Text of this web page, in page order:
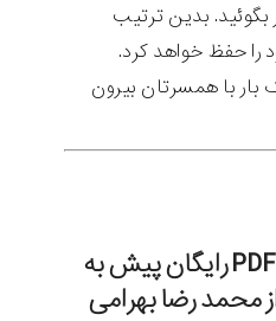
بدین ترتیب
را حفظ خواهد کرد.
با همسرتان بیرون
کتاب الکترونیکی PDF رایگان پیش به
محمد رضا بهرامی